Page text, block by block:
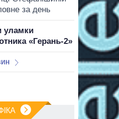
за день
уламки
«Герань-2»